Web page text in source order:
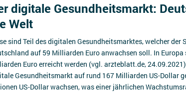
digitale Gesundheitsmarkt:
Welt
sind Teil des digitalen Gesundheitsmarktes, welcher
auf 59 Milliarden Euro anwachsen soll. In
Euro erreicht werden (vgl. arzteblatt.de,
Gesundheitsmarkt auf rund 167 Milliarden US-Dollar
US-Dollar wachsen, was einer jährlichen